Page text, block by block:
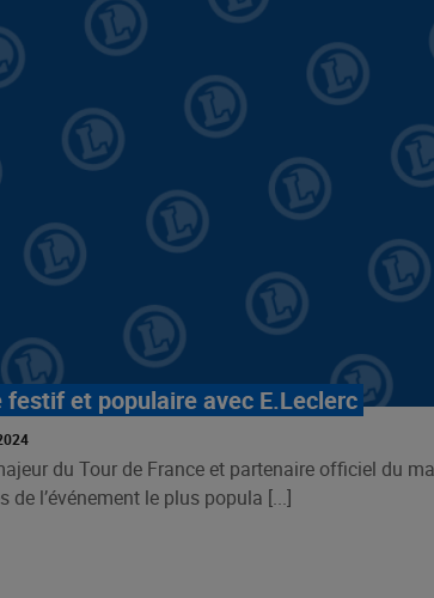
festif et populaire avec E.Leclerc
du Tour de France et partenaire officiel du
de l’événement le plus popula [...]